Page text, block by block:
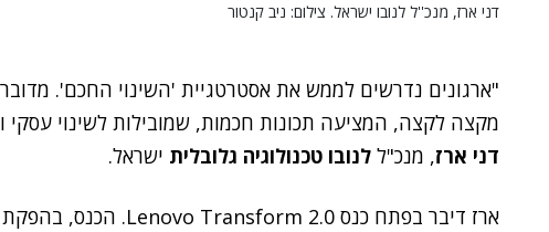
דני ארז, מנכ''ל לנובו ישראל. צילום: ניב קנטור
"ארגונים נדרשים לממש את אסטרטגיית 'השינוי החכם'.
מקצה לקצה, המציעה תכונות חכמות, שמובילות לשינוי
דני ארז, מנכ"ל לנובו טכנולוגיה גלובלית ישראל.
ארז דיבר בפתח כנס Lenovo Transform 2.0. הכנס, בהפקת